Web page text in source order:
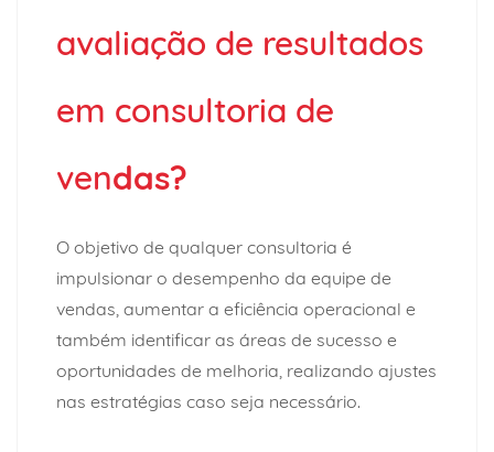
avaliação de resultados
em consultoria de
vendas?
O objetivo de qualquer consultoria é
impulsionar o desempenho da equipe de
vendas, aumentar a eficiência operacional e
também identificar as áreas de sucesso e
oportunidades de melhoria, realizando ajustes
nas estratégias caso seja necessário.